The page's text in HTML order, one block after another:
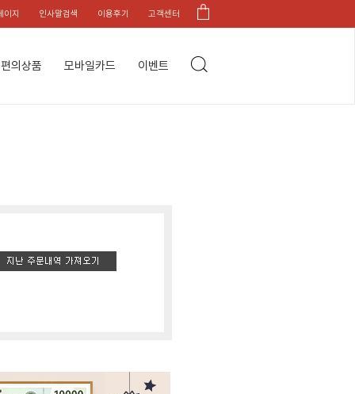
이지 인사말검색 이용후기 고객센터
편의상품 모바일카드 이벤트